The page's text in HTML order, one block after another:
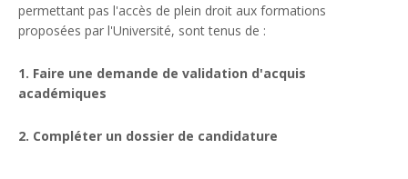
permettant pas l'accès de plein droit aux formations
proposées par l'Université, sont tenus de :
1. Faire une demande de validation d'acquis
académiques
2. Compléter un dossier de candidature